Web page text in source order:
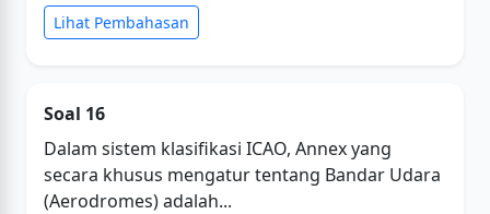
Lihat Pembahasan
Soal 16
Dalam sistem klasifikasi ICAO, Annex yang
secara khusus mengatur tentang Bandar Udara
(Aerodromes) adalah...